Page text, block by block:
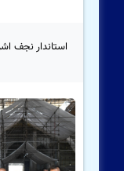
استاندار نجف